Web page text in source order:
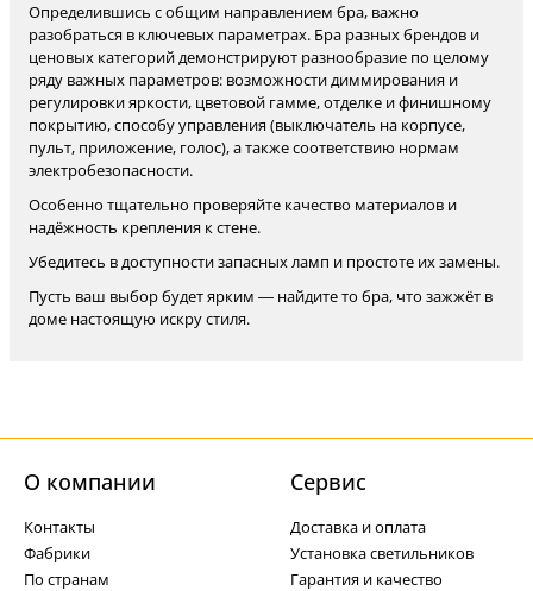
Определившись с общим направлением бра, важно
разобраться в ключевых параметрах. Бра разных брендов и
ценовых категорий демонстрируют разнообразие по целому
ряду важных параметров: возможности диммирования и
регулировки яркости, цветовой гамме, отделке и финишному
покрытию, способу управления (выключатель на корпусе,
пульт, приложение, голос), а также соответствию нормам
электробезопасности.
Особенно тщательно проверяйте качество материалов и
надёжность крепления к стене.
Убедитесь в доступности запасных ламп и простоте их замены.
Пусть ваш выбор будет ярким — найдите то бра, что зажжёт в
доме настоящую искру стиля.
О компании
Контакты
Фабрики
По странам
Cервис
Доставка и оплата
Установка светильников
Гарантия и качество